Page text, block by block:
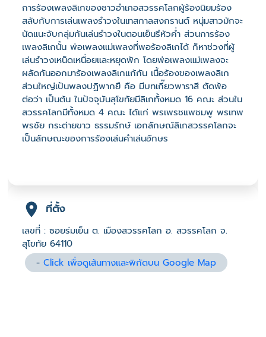
การร้องเพลงลิเกของชาวอำเภอสวรรคโลกผู้ร้องนิยมร้อง
สลับกับการเล่นเพลงรำวงในเทสกาลสงกรานต์ หนุ่มสาวมักจะ
นัดแนะจับกลุ่มกันเล่นรำวงในตอนเย็นรึหัวค่ำ ส่วนการร้อง
เพลงลิเกนั้น พ่อเพลงแม่เพลงที่พอร้องลิเกได้ ก็หาช่วงที่ผู้
เล่นรำวงเหน็ดเหนื่อยและหยุดพัก โดยพ่อเพลงแม่เพลงจะ
ผลัดกันออกมาร้องเพลงลิเกแก้กัน เนื้อร้องของเพลงลิเก
ส่วนใหญ่เป้นพลงปฏิพากยื คือ มีบทเกี๊ยวพาราสี ตัดพ้อ
ต่อว่า เป็นต้น ในปัจจุบันสุโขทัยมีลิเกทั้งหมด 16 คณะ ส่วนใน
สวรรคโลกมีทั้งหมด 4 คณะ ได้แก่ พรเพรชแพชมพู พรเทพ
พรชัย กระต่ายขาว ธรรมรักษ์ เอกลักษณ์ลิเกสวรรคโลกจะ
เป็นลักษณะของการร้องเล่นคำเล่นอักษร
ที่ตั้ง
เลขที่ : ซอยร่มเย็น ต. เมืองสวรรคโลก อ. สวรรคโลก จ.
สุโขทัย 64110
-Click เพื่อดูเส้นทางและพิกัดบน Google Map